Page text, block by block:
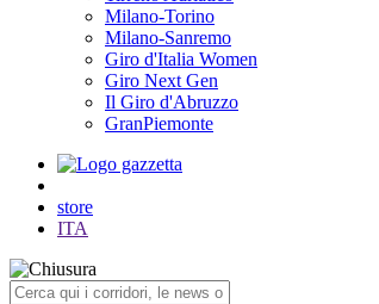
Milano-Torino
Milano-Sanremo
Giro d'Italia Women
Giro Next Gen
Il Giro d'Abruzzo
GranPiemonte
store
ITA